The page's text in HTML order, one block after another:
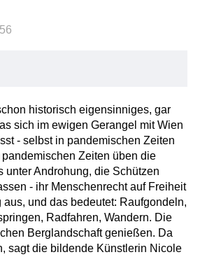
historisch eigensinniges, gar
sich im ewigen Gerangel mit Wien
- selbst in pandemischen Zeiten
Zeiten üben die
unter Androhung, die Schützen
- ihr Menschenrecht auf Freiheit
und das bedeutet: Raufgondeln,
Radfahren, Wandern. Die
Berglandschaft genießen. Da
sagt die bildende Künstlerin Nicole